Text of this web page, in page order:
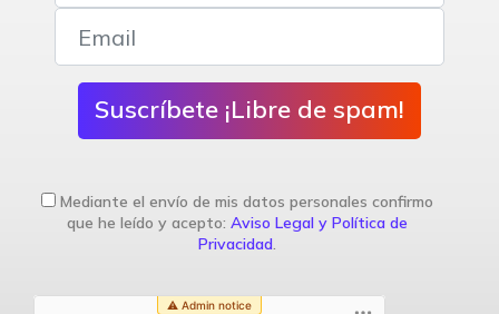
Suscríbete ¡Libre de spam!
Mediante el envío de mis datos personales confirmo
que he leído y acepto: Aviso Legal y Política de
Privacidad.